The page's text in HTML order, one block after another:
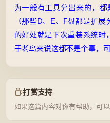
为一般有工具分出来的，
（那些D、E、F盘都是扩
的好处就是下次重装系统时
于老鸟来说这都不是个事，
打赏支持
如果这篇内容对你有帮助，可